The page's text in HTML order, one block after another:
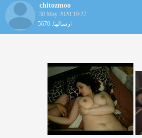
chitozmoo
30 May 2020 19:27
ارسالها: 5670